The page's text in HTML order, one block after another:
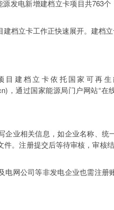
电新增建档立卡项目共763个
档立卡工作正快速展开。建档立
建档立卡依托国家可再生
，通过国家能源局门户网站“
业相关信息，如企业名称、统
件。注册提交后等待审核，审核
网公司等非发电企业也需注册